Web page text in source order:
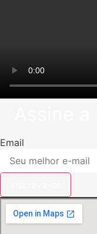
Email